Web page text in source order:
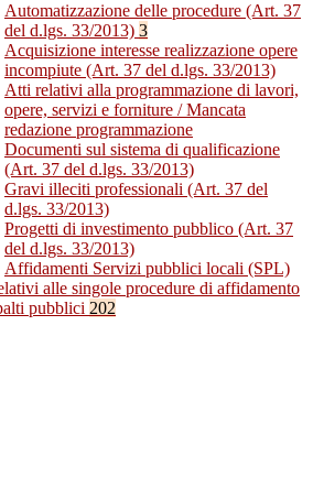
Automatizzazione delle procedure (Art. 37
del d.lgs. 33/2013) 3
Acquisizione interesse realizzazione opere
incompiute (Art. 37 del d.lgs. 33/2013)
Atti relativi alla programmazione di lavori,
opere, servizi e forniture / Mancata
redazione programmazione
Documenti sul sistema di qualificazione
(Art. 37 del d.lgs. 33/2013)
Gravi illeciti professionali (Art. 37 del
d.lgs. 33/2013)
Progetti di investimento pubblico (Art. 37
del d.lgs. 33/2013)
Affidamenti Servizi pubblici locali (SPL)
alle singole procedure di affidamento
pubblici 202